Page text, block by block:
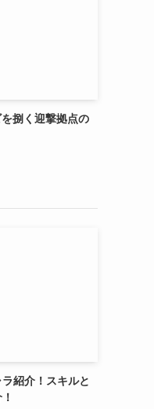
捌く迎撃拠点の
紹介！スキルと